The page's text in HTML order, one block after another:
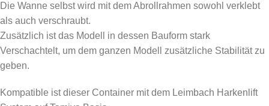
Die Wanne selbst wird mit dem Abrollrahmen sowohl verklebt
als auch verschraubt.
Zusätzlich ist das Modell in dessen Bauform stark
Verschachtelt, um dem ganzen Modell zusätzliche Stabilität zu
geben.
Kompatible ist dieser Container mit dem Leimbach Harkenlift